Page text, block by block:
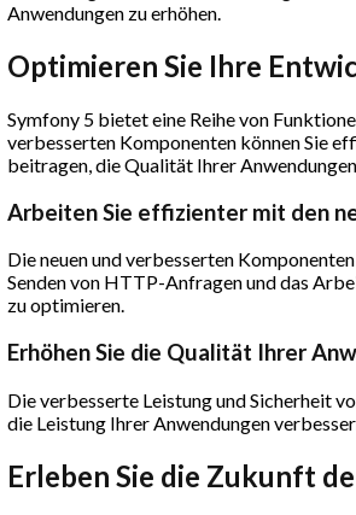
Anwendungen zu erhöhen.
Optimieren Sie Ihre
Symfony 5 bietet eine Reihe von
verbesserten Komponenten können Sie
beitragen, die Qualität Ihrer
Arbeiten Sie effizienter mit den
Die neuen und verbesserten
Senden von HTTP-Anfragen und das
zu optimieren.
Erhöhen Sie die Qualität Ihrer
Die verbesserte Leistung und Sicherheit
die Leistung Ihrer Anwendungen
Erleben Sie die Zukunft